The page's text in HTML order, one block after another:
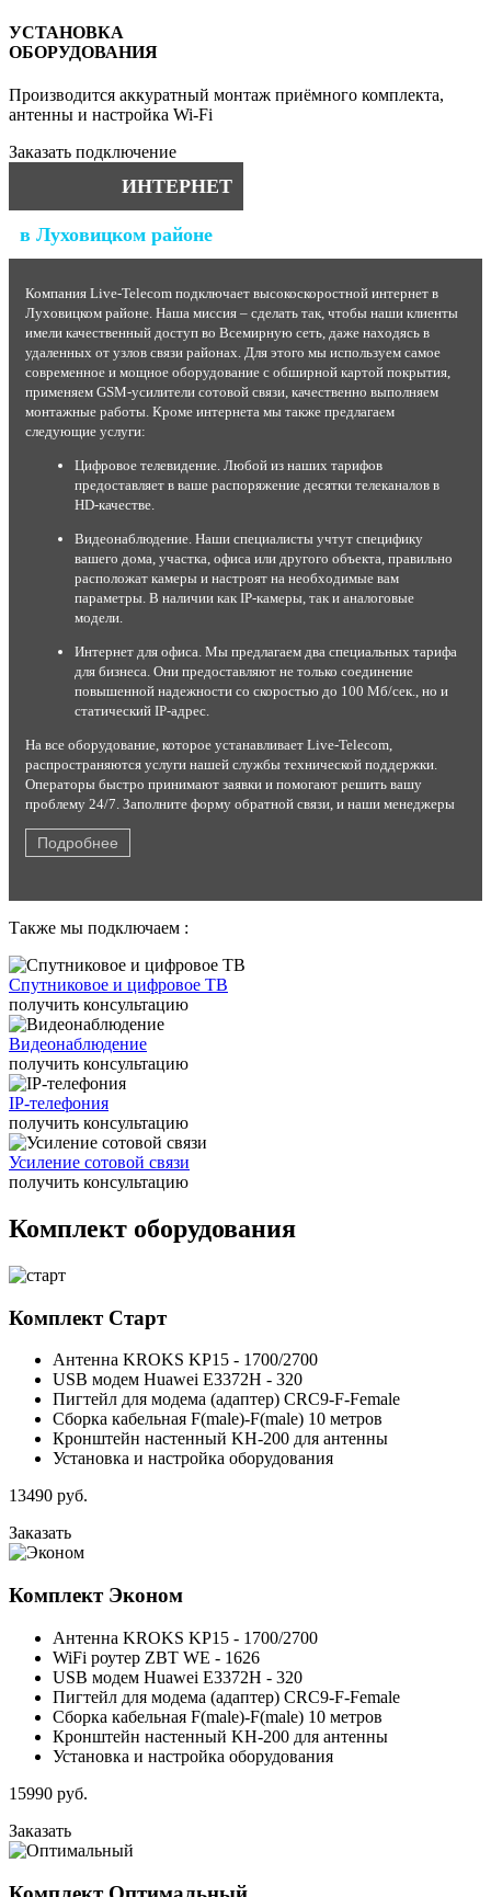
УСТАНОВКА
ОБОРУДОВАНИЯ
Производится аккуратный монтаж приёмного комплекта,
антенны и настройка Wi-Fi
Заказать подключение
ИНТЕРНЕТ
в Луховицком районе
Компания Live-Telecom подключает высокоскоростной интернет в
Луховицком районе. Наша миссия – сделать так, чтобы наши клиенты
имели качественный доступ во Всемирную сеть, даже находясь в
удаленных от узлов связи районах. Для этого мы используем самое
современное и мощное оборудование с обширной картой покрытия,
применяем GSM-усилители сотовой связи, качественно выполняем
монтажные работы. Кроме интернета мы также предлагаем
следующие услуги:
Цифровое телевидение. Любой из наших тарифов
предоставляет в ваше распоряжение десятки телеканалов в
HD-качестве.
Видеонаблюдение. Наши специалисты учтут специфику
вашего дома, участка, офиса или другого объекта, правильно
расположат камеры и настроят на необходимые вам
параметры. В наличии как IP-камеры, так и аналоговые
модели.
Интернет для офиса. Мы предлагаем два специальных тарифа
для бизнеса. Они предоставляют не только соединение
повышенной надежности со скоростью до 100 Мб/сек., но и
статический IP-адрес.
На все оборудование, которое устанавливает Live-Telecom,
распространяются услуги нашей службы технической поддержки.
Операторы быстро принимают заявки и помогают решить вашу
проблему 24/7. Заполните форму обратной связи, и наши менеджеры
Подробнее
Также мы подключаем :
Спутниковое и цифровое ТВ
получить консультацию
Видеонаблюдение
получить консультацию
IP-телефония
получить консультацию
Усиление сотовой связи
получить консультацию
Комплект оборудования
Комплект Старт
Антенна KROKS KP15 - 1700/2700
USB модем Huawei E3372H - 320
Пигтейл для модема (адаптер) CRC9-F-Female
Сборка кабельная F(male)-F(male) 10 метров
Кронштейн настенный KH-200 для антенны
Установка и настройка оборудования
13490 руб.
Заказать
Комплект Эконом
Антенна KROKS KP15 - 1700/2700
WiFi роутер ZBT WE - 1626
USB модем Huawei E3372H - 320
Пигтейл для модема (адаптер) CRC9-F-Female
Сборка кабельная F(male)-F(male) 10 метров
Кронштейн настенный KH-200 для антенны
Установка и настройка оборудования
15990 руб.
Заказать